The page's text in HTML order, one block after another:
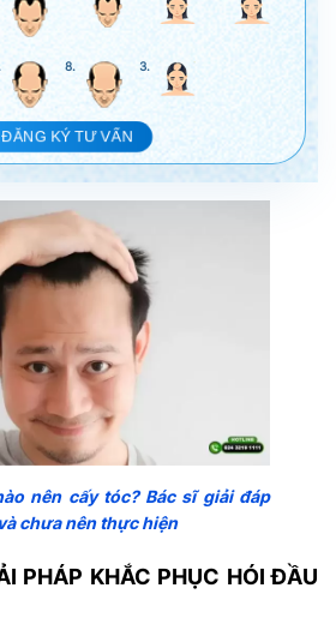
8. 3.
ĐĂNG KÝ TƯ VẤN
nên cấy tóc? Bác sĩ giải đáp
chưa nên thực hiện
PHÁP KHẮC PHỤC HÓI ĐẦU